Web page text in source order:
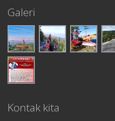
Galeri
Kontak kita